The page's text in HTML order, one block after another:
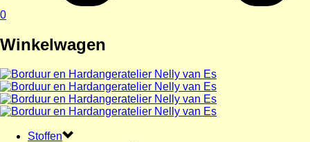
0
Winkelwagen
Stoffen